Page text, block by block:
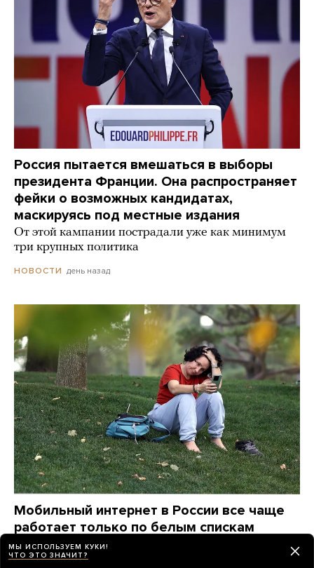
Россия пытается вмешаться в выборы
президента Франции. Она распространяет
фейки о возможных кандидатах,
маскируясь под местные издания
От этой кампании пострадали уже как минимум
три крупных политика
НОВОСТИ день назад
Мобильный интернет в России все чаще
работает только по белым спискам
Расскажите, как этот режим ограничений вводится
там, где вы живете
МЫ ИСПОЛЬЗУЕМ КУКИ!
ЧТО ЭТО ЗНАЧИТ?